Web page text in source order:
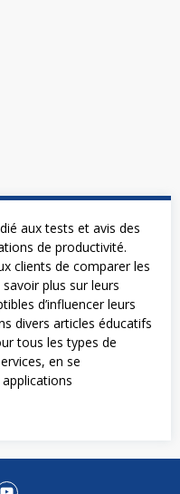
aux tests et avis des
de productivité.
clients de comparer les
plus sur leurs
d’influencer leurs
divers articles éducatifs
tous les types de
en se